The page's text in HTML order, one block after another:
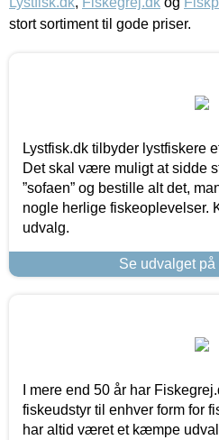
stort sortiment til gode priser.
Lystfisk.dk tilbyder lystfiskere
Det skal være muligt at sidde
”sofaen” og bestille alt det,
nogle herlige fiskeoplevelser.
udvalg.
Se udvalget på
I mere end 50 år har
fiskeudstyr til enhver form for
har altid været et kæmpe